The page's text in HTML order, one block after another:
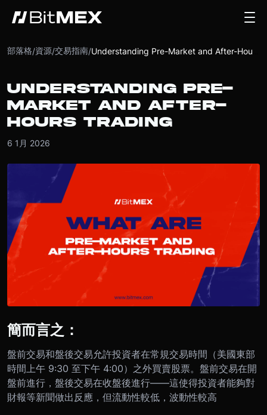
部落格/資源/交易指南/
UNDERSTANDING PRE-
MARKET AND AFTER-
HOURS TRADING
6 1月 2026
簡而言之：
盤前交易和盤後交易允許投資者在常規交易時間（美國東部
時間上午 9:30 至下午 4:00）之外買賣股票。盤前交易在開
盤前進行，盤後交易在收盤後進行——這使得投資者能夠對
財報等新聞做出反應，但流動性較低，波動性較高